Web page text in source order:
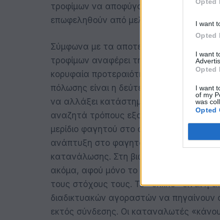
I want
Opted
I want
Opted
I want
of my
was
Opted
τροφίμων να αποφύγουν τις επιπτώσεις
επωφεληθούν από μελλοντικές
Σύμφωνα με τα αποτελέσματα της
τροφίμων αναφέρει την αντιμετώπιση
κορυφαία προτεραιότητα μεταξύ των
πόλωσης είναι η δεύτερη τάση, με 1
να αλλάξει κατάστημα τροφίμων τους
αναζητά τρόπους εξοικονόμησης
μερίδιο φαγητού στο στομάχι θα
ανάπτυξη στο φαγητό που
κατανάλωσης. Στη βιωσιμότητα
ακόμα, αφού μόνο το 29% των 10
τους στόχους τους. Το «online» είναι
διαδικτυακών αγοραστών να πηγαίνουν
εκτός σύνδεσης. Οι καταναλωτές